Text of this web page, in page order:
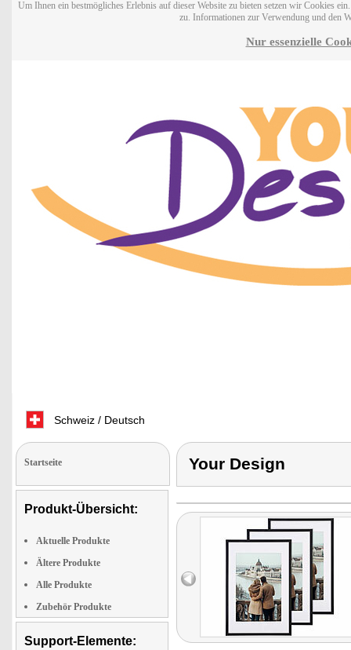
Um Ihnen ein bestmögliches Erlebnis auf dieser Website zu bieten setzen wir Cookies
zu. Informationen zur Verwendung und den
Nur essenzielle
Schweiz / Deutsch
Startseite
Produkt-Übersicht:
Aktuelle Produkte
Ältere Produkte
Alle Produkte
Zubehör Produkte
Support-Elemente:
Your Design